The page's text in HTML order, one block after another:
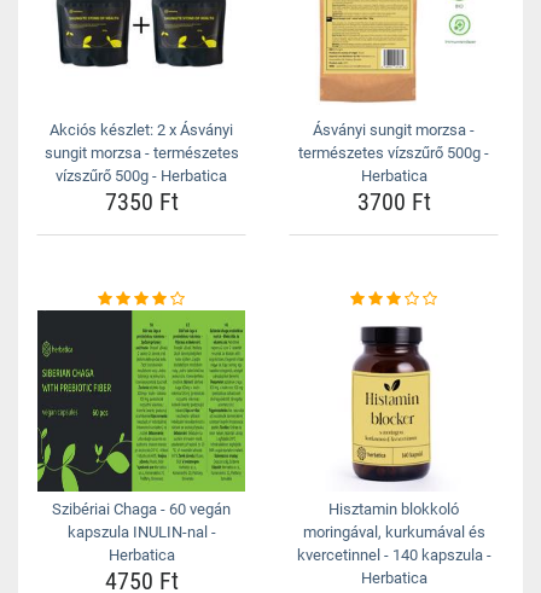
Akciós készlet: 2 x Ásványi
sungit morzsa - természetes
vízszűrő 500g - Herbatica
7350 Ft
Ásványi sungit morzsa -
természetes vízszűrő 500g -
Herbatica
3700 Ft
Szibériai Chaga - 60 vegán
kapszula INULIN-nal -
Herbatica
4750 Ft
Hisztamin blokkoló
moringával, kurkumával és
kvercetinnel - 140 kapszula -
Herbatica